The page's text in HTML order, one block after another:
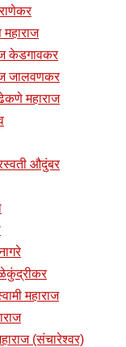
महाराज
केडगावकर
जालवणकर
महाराज
औदुंबर
महाराज
(संचारेश्वर)